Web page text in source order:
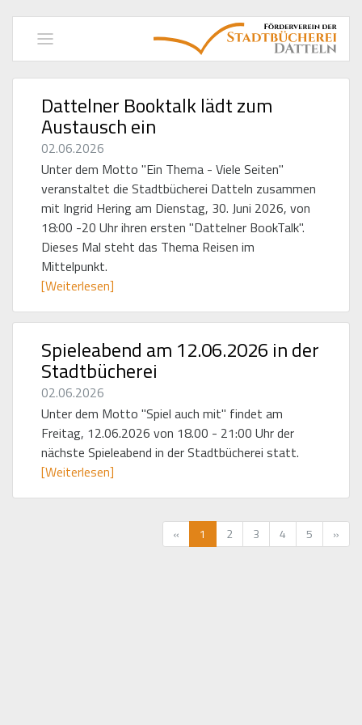
Navigation
einblenden
Dattelner Booktalk lädt zum
Austausch ein
02.06.2026
Unter dem Motto "Ein Thema - Viele Seiten"
veranstaltet die Stadtbücherei Datteln zusammen
mit Ingrid Hering am Dienstag, 30. Juni 2026, von
18:00 -20 Uhr ihren ersten "Dattelner BookTalk".
Dieses Mal steht das Thema Reisen im
Mittelpunkt.
[Weiterlesen]
Spieleabend am 12.06.2026 in der
Stadtbücherei
02.06.2026
Unter dem Motto "Spiel auch mit" findet am
Freitag, 12.06.2026 von 18.00 - 21:00 Uhr der
nächste Spieleabend in der Stadtbücherei statt.
[Weiterlesen]
« Vorherige
Seite
1 2 3 4 5 »